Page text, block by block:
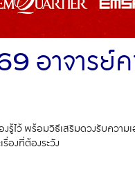
อาจารย์
ไว้ พร้อมวิธีเสริมดวงรับความ
องที่ต้องระวัง